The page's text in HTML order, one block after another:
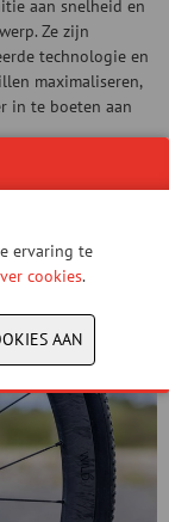
aan snelheid en
Ze zijn
technologie en
maximaliseren,
in te boeten aan
vermoeidheid
en het
ervaring te
cookies.